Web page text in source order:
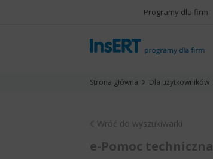
Programy dla firm
Strona główna Dla użytkowników
Wróć do wyszukiwarki
e-Pomoc techniczna